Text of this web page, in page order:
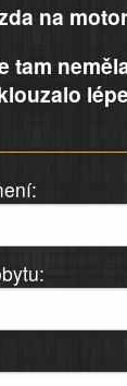
na
tam